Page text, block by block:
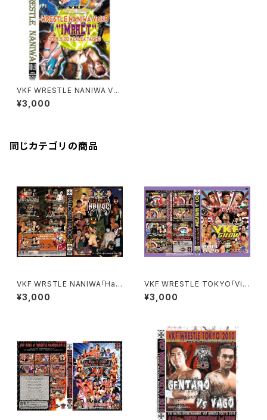
VKF WRESTLE NANIWA Vol:
9
¥3,000
同じカテゴリの商品
VKF WRSTLE NANIWA｢Hall
oween havoc」
¥3,000
VKF WRESTLE TOKYO「Viv
a la revolution!」
¥3,000